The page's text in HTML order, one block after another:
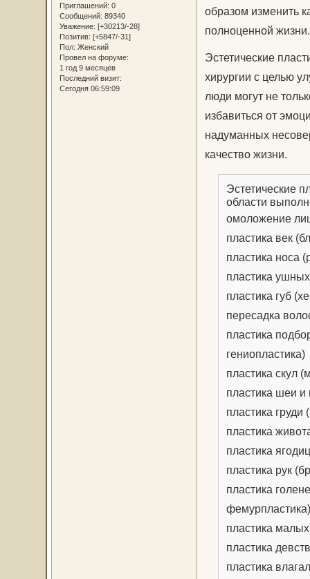
Приглашений: 0
Сообщений: 89340
Уважение: [+30213/-28]
Позитив: [+5847/-31]
Пол: Женский
Провел на форуме:
1 год 9 месяцев
Последний визит:
Сегодня 06:59:09
образом изменить
полноценной жизни.
Эстетические
хирургии с целью
люди могут не
избавиться от
надуманных
качество жизни.
Эстетические
области
омоложение
пластика век
пластика носа
пластика
пластика губ
пересадка
пластика
гениопластика)
пластика скул
пластика шеи и
пластика
пластика
пластика
пластика рук
пластика
пластика
пластика
пластика